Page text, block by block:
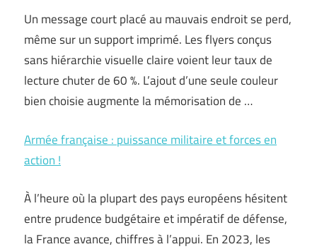
Un message court placé au mauvais endroit se perd,
même sur un support imprimé. Les flyers conçus
sans hiérarchie visuelle claire voient leur taux de
lecture chuter de 60 %. L’ajout d’une seule couleur
bien choisie augmente la mémorisation de …
Armée française : puissance militaire et forces en
action !
À l’heure où la plupart des pays européens hésitent
entre prudence budgétaire et impératif de défense,
la France avance, chiffres à l’appui. En 2023, les